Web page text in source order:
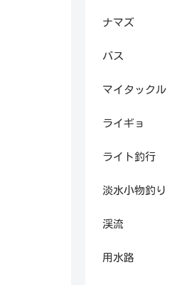
ナマズ
バス
マイタックル
ライギョ
ライト釣行
淡水小物釣り
渓流
用水路